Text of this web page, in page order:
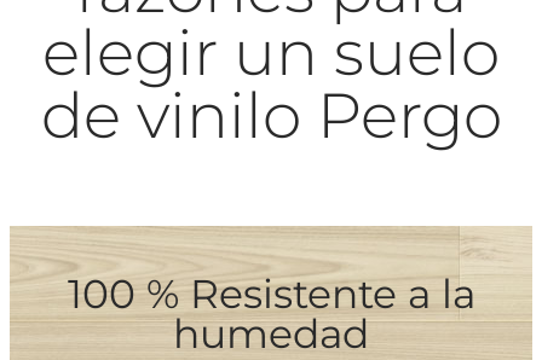
elegir un suelo
de vinilo Pergo
100 % Resistente a la
humedad